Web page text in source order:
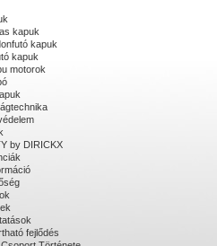
kapuk
kapuk
kapuk
motorok
by DIRICKX
fejlődés